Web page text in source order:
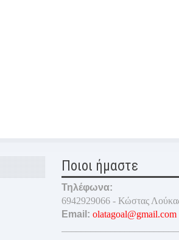
Ποιοι ήμαστε
Τηλέφωνα:
6942929066 - Κώστας
Email: olatagoal@gmail.com